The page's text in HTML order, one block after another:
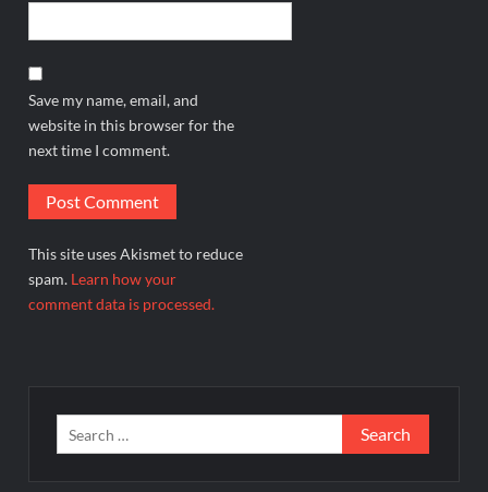
Save my name, email, and
website in this browser for the
next time I comment.
This site uses Akismet to reduce
spam. Learn how your
comment data is processed.
Search
for: